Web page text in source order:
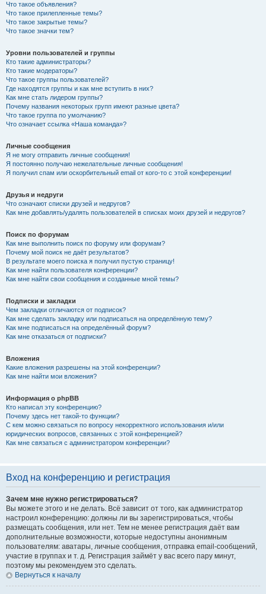
Что такое объявления?
Что такое прилепленные темы?
Что такое закрытые темы?
Что такое значки тем?
Уровни пользователей и группы
Кто такие администраторы?
Кто такие модераторы?
Что такое группы пользователей?
Где находятся группы и как мне вступить в них?
Как мне стать лидером группы?
Почему названия некоторых групп имеют разные цвета?
Что такое группа по умолчанию?
Что означает ссылка «Наша команда»?
Личные сообщения
Я не могу отправить личные сообщения!
Я постоянно получаю нежелательные личные сообщения!
Я получил спам или оскорбительный email от кого-то с этой конференции!
Друзья и недруги
Что означают списки друзей и недругов?
Как мне добавлять/удалять пользователей в списках моих друзей и недругов?
Поиск по форумам
Как мне выполнить поиск по форуму или форумам?
Почему мой поиск не даёт результатов?
В результате моего поиска я получил пустую страницу!
Как мне найти пользователя конференции?
Как мне найти свои сообщения и созданные мной темы?
Подписки и закладки
Чем закладки отличаются от подписок?
Как мне сделать закладку или подписаться на определённую тему?
Как мне подписаться на определённый форум?
Как мне отказаться от подписки?
Вложения
Какие вложения разрешены на этой конференции?
Как мне найти мои вложения?
Информация о phpBB
Кто написал эту конференцию?
Почему здесь нет такой-то функции?
С кем можно связаться по вопросу некорректного использования и/или
юридических вопросов, связанных с этой конференцией?
Как мне связаться с администратором конференции?
Вход на конференцию и регистрация
Зачем мне нужно регистрироваться?
Вы можете этого и не делать. Всё зависит от того, как администратор
настроил конференцию: должны ли вы зарегистрироваться, чтобы
размещать сообщения, или нет. Тем не менее регистрация даёт вам
дополнительные возможности, которые недоступны анонимным
пользователям: аватары, личные сообщения, отправка email-сообщений,
участие в группах и т. д. Регистрация займёт у вас всего пару минут,
поэтому мы рекомендуем это сделать.
Вернуться к началу